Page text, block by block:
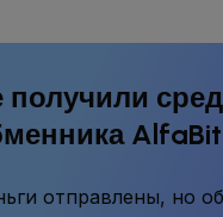
получили
отправлены, но